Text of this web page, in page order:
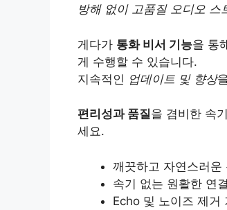
방해 없이 고품질 오디오 스
게다가 통화 비서 기능을 통
게 수행할 수 있습니다.
지속적인 업데이트 및 향상
편리성과 품질을 겸비한 속
세요.
깨끗하고 자연스러운
속기 없는 원활한 연결
Echo 및 노이즈 제거